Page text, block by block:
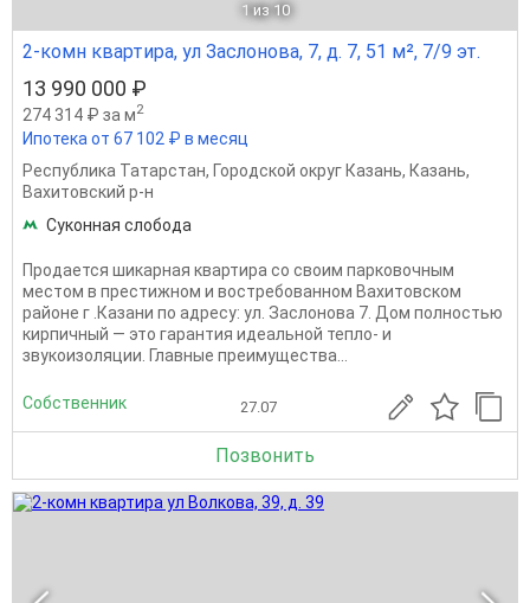
1 из 10
2-комн квартира, ул Заслонова, 7, д. 7, 51 м², 7/9 эт.
13 990 000 ₽
274 314 ₽ за м2
Ипотека от 67 102 ₽ в месяц
Республика Татарстан, Городской округ Казань, Казань,
Вахитовский р-н
Суконная слобода
Продается шикарная квартира со своим парковочным
местом в престижном и востребованном Вахитовском
районе г .Казани по адресу: ул. Заслонова 7. Дом полностью
кирпичный — это гарантия идеальной тепло- и
звукоизоляции. Главные преимущества...
Собственник 27.07
Позвонить